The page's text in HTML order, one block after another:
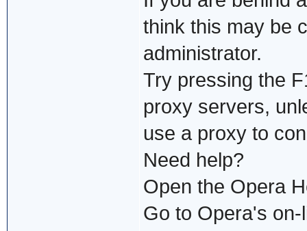
think this may be
administrator.
Try pressing the
proxy servers,
use a proxy to
Need help?
Open the Opera
Go to Opera's